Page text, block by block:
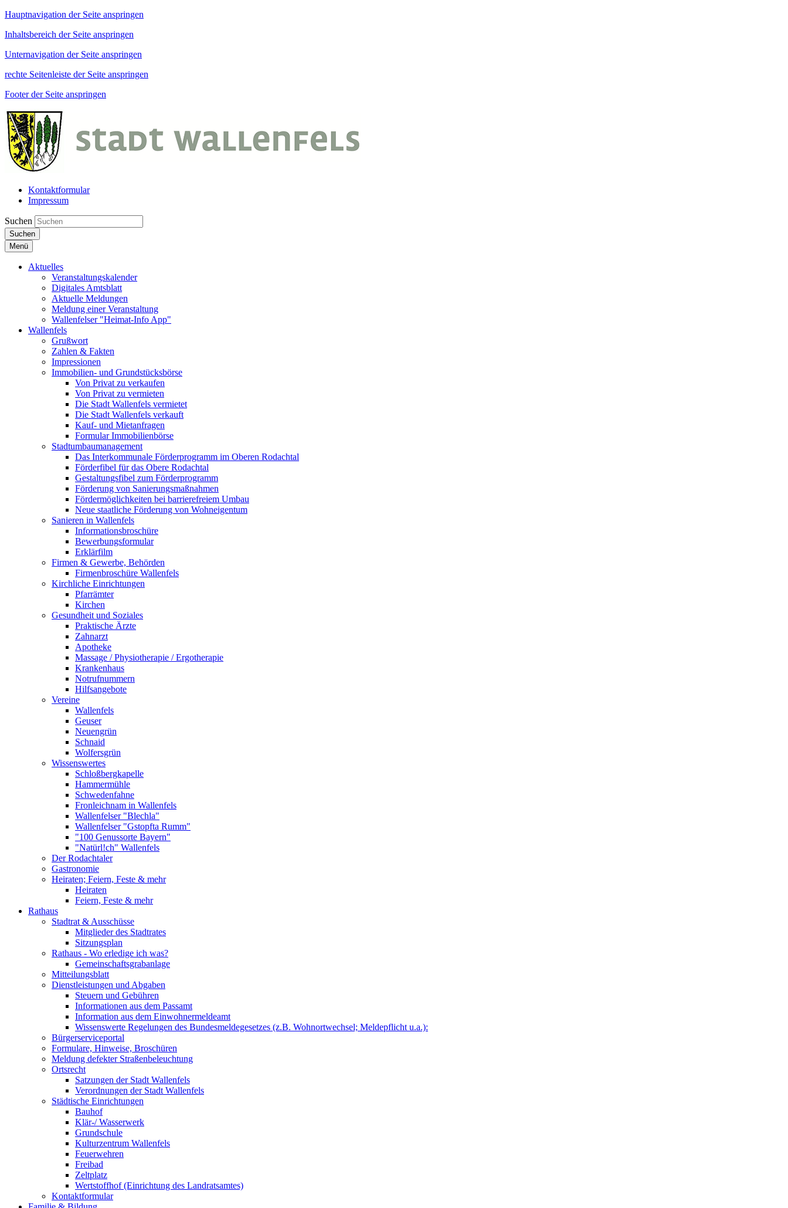
Hauptnavigation der Seite anspringen
Inhaltsbereich der Seite anspringen
Unternavigation der Seite anspringen
rechte Seitenleiste der Seite anspringen
Footer der Seite anspringen
Kontaktformular
Impressum
Suchen
Suchen
Menü
Aktuelles
Veranstaltungskalender
Digitales Amtsblatt
Aktuelle Meldungen
Meldung einer Veranstaltung
Wallenfelser "Heimat-Info App"
Wallenfels
Grußwort
Zahlen & Fakten
Impressionen
Immobilien- und Grundstücksbörse
Von Privat zu verkaufen
Von Privat zu vermieten
Die Stadt Wallenfels vermietet
Die Stadt Wallenfels verkauft
Kauf- und Mietanfragen
Formular Immobilienbörse
Stadtumbaumanagement
Das Interkommunale Förderprogramm im Oberen Rodachtal
Förderfibel für das Obere Rodachtal
Gestaltungsfibel zum Förderprogramm
Förderung von Sanierungsmaßnahmen
Fördermöglichkeiten bei barrierefreiem Umbau
Neue staatliche Förderung von Wohneigentum
Sanieren in Wallenfels
Informationsbroschüre
Bewerbungsformular
Erklärfilm
Firmen & Gewerbe, Behörden
Firmenbroschüre Wallenfels
Kirchliche Einrichtungen
Pfarrämter
Kirchen
Gesundheit und Soziales
Praktische Ärzte
Zahnarzt
Apotheke
Massage / Physiotherapie / Ergotherapie
Krankenhaus
Notrufnummern
Hilfsangebote
Vereine
Wallenfels
Geuser
Neuengrün
Schnaid
Wolfersgrün
Wissenswertes
Schloßbergkapelle
Hammermühle
Schwedenfahne
Fronleichnam in Wallenfels
Wallenfelser "Blechla"
Wallenfelser "Gstopfta Rumm"
"100 Genussorte Bayern"
"Natürl!ch" Wallenfels
Der Rodachtaler
Gastronomie
Heiraten; Feiern, Feste & mehr
Heiraten
Feiern, Feste & mehr
Rathaus
Stadtrat & Ausschüsse
Mitglieder des Stadtrates
Sitzungsplan
Rathaus - Wo erledige ich was?
Gemeinschaftsgrabanlage
Mitteilungsblatt
Dienstleistungen und Abgaben
Steuern und Gebühren
Informationen aus dem Passamt
Information aus dem Einwohnermeldeamt
Wissenswerte Regelungen des Bundesmeldegesetzes (z.B. Wohnortwechsel; Meldepflicht u.a.):
Bürgerserviceportal
Formulare, Hinweise, Broschüren
Meldung defekter Straßenbeleuchtung
Ortsrecht
Satzungen der Stadt Wallenfels
Verordnungen der Stadt Wallenfels
Städtische Einrichtungen
Bauhof
Klär-/ Wasserwerk
Grundschule
Kulturzentrum Wallenfels
Feuerwehren
Freibad
Zeltplatz
Wertstoffhof (Einrichtung des Landratsamtes)
Kontaktformular